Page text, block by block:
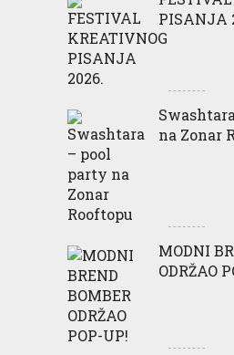
PISANJA
na Zonar
MODNI
ODRŽAO